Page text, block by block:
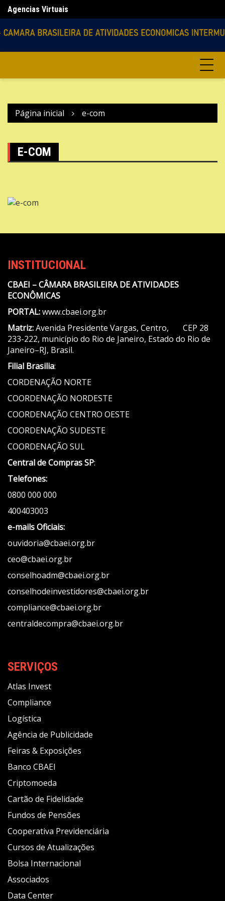
para
o
conteúdo
Agencias Virtuais
Página inicial e-com
E-COM
INSTITUCIONAL
CBAEI – CÂMARA BRASILEIRA DE ATIVIDADES
ECONÔMICAS
PORTAL:www.cbaei.org.br
Matriz:Avenida Presidente Vargas, Centro, CEP 28
233-222, município do Rio de Janeiro, Estado do Rio de
Janeiro–RJ, Brasil.
Filial Brasilia:
CORDENAÇÃO NORTE
COORDENAÇÃO NORDESTE
COORDENAÇÃO CENTRO OESTE
COORDENAÇÃO SUDESTE
COORDENAÇÃO SUL
Central de Compras SP:
Telefones:
0800 000 000
400403003
e-mails Oficiais:
ouvidoria@cbaei.org.br
ceo@cbaei.org.br
conselhoadm@cbaei.org.br
conselhodeinvestidores@cbaei.org.br
compliance@cbaei.org.br
centraldecompra@cbaei.org.br
SERVIÇOS
Atlas Invest
Compliance
Logística
Agência de Publicidade
Feiras & Exposições
Banco CBAEI
Criptomoeda
Cartão de Fidelidade
Fundos de Pensões
Cooperativa Previdenciária
Cursos de Atualizações
Bolsa Internacional
Associados
Data Center